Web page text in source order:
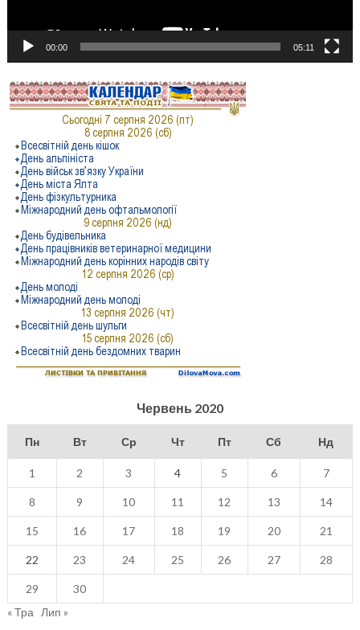
00:00 05:11
Червень 2020
Пн Вт Ср Чт Пт Сб Нд
1 2 3 4 5 6 7
8 9 10 11 12 13 14
15 16 17 18 19 20 21
22 23 24 25 26 27 28
29
30
« Тра Лип »